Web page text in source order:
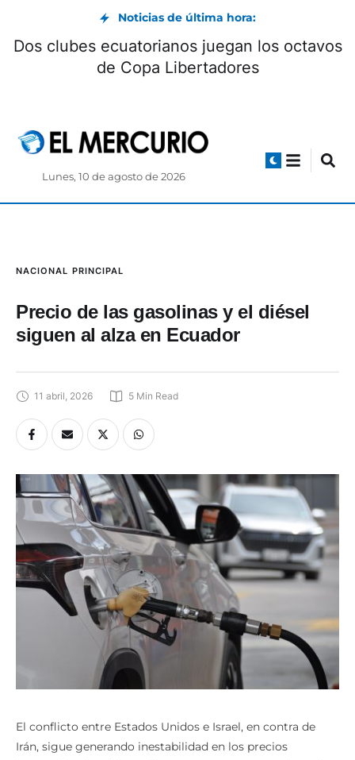
Noticias de última hora:
y Burns dominan el downhill en Turi
siguen al alza en Ecuador
Irán, sigue generando inestabilidad en los precios
internacionales del petróleo y, como consecuencia, en los